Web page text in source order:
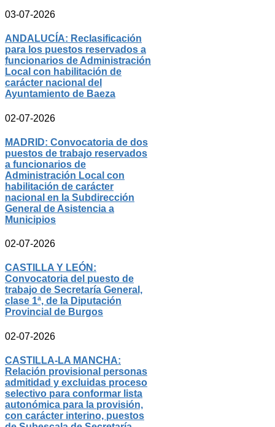
03-07-2026
ANDALUCÍA: Reclasificación
para los puestos reservados a
funcionarios de Administración
Local con habilitación de
carácter nacional del
Ayuntamiento de Baeza
02-07-2026
MADRID: Convocatoria de dos
puestos de trabajo reservados
a funcionarios de
Administración Local con
habilitación de carácter
nacional en la Subdirección
General de Asistencia a
Municipios
02-07-2026
CASTILLA Y LEÓN:
Convocatoria del puesto de
trabajo de Secretaría General,
clase 1ª, de la Diputación
Provincial de Burgos
02-07-2026
CASTILLA-LA MANCHA:
Relación provisional personas
admitidad y excluidas proceso
selectivo para conformar lista
autonómica para la provisión,
con carácter interino, puestos